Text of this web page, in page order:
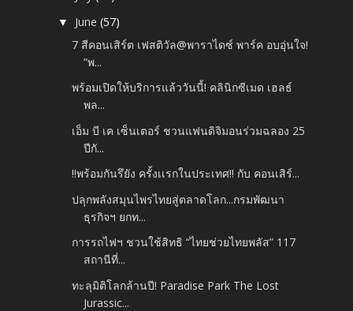
▼ June(57)
7 สีคอนเสิร์ต เฟสติวัล@พาราไดซ์ พาร์ค อบอุ่นใจ!
“พ...
พร้อมเปิดให้บริการแล้ววันนี้! คลินิกซีเมด เฮลธ์
พล...
เอ็ม บี เค เซ็นเตอร์ ชวนแฟนดิจิมอนร่วมฉลอง 25
ปีกั...
‼️พร้อมกันรึยัง ครั้งเเรกในประเทศ‼️ กับ คอนเสิร์...
ปลุกพลังสมุนไพรไทยสู่ตลาดโลก...กรมพัฒนา
ธุรกิจฯ ยกท...
การรถไฟฯ ชวนใช้สิทธิ “ไทยช่วยไทยพลัส” 117
สถานีที่...
ทะลุมิติโลกล้านปี! Paradise Park The Lost
Jurassic...